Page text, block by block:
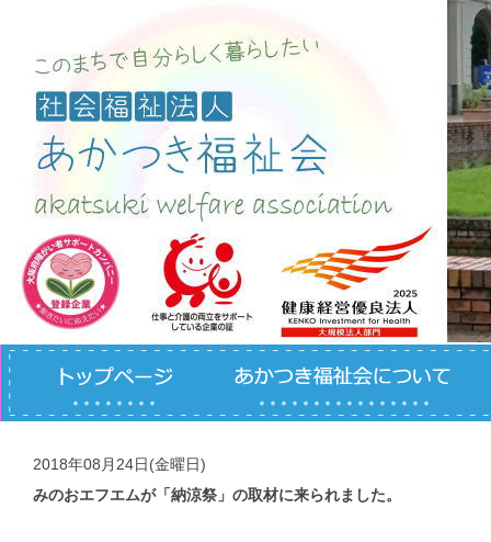
コンテンツへスキップ
2018年08月24日(金曜日)
みのおエフエムが「納涼祭」の取材に来られました。